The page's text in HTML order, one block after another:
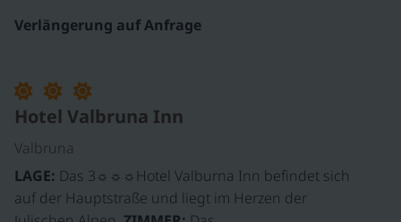
Verlängerung auf Anfrage
Hotel Valbruna Inn
Valbruna
LAGE: Das 3☼☼☼Hotel Valburna Inn befindet sich
auf der Hauptstraße und liegt im Herzen der